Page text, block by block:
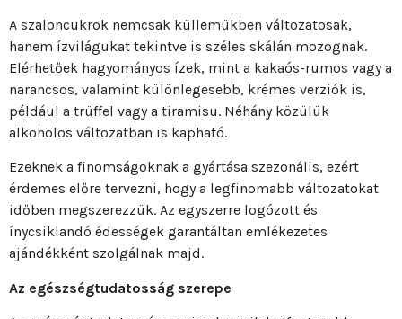
A szaloncukrok nemcsak küllemükben változatosak,
hanem ízvilágukat tekintve is széles skálán mozognak.
Elérhetőek hagyományos ízek, mint a kakaós-rumos vagy a
narancsos, valamint különlegesebb, krémes verziók is,
például a trüffel vagy a tiramisu. Néhány közülük
alkoholos változatban is kapható.
Ezeknek a finomságoknak a gyártása szezonális, ezért
érdemes előre tervezni, hogy a legfinomabb változatokat
időben megszerezzük. Az egyszerre logózott és
ínycsiklandó édességek garantáltan emlékezetes
ajándékként szolgálnak majd.
Az egészségtudatosság szerepe